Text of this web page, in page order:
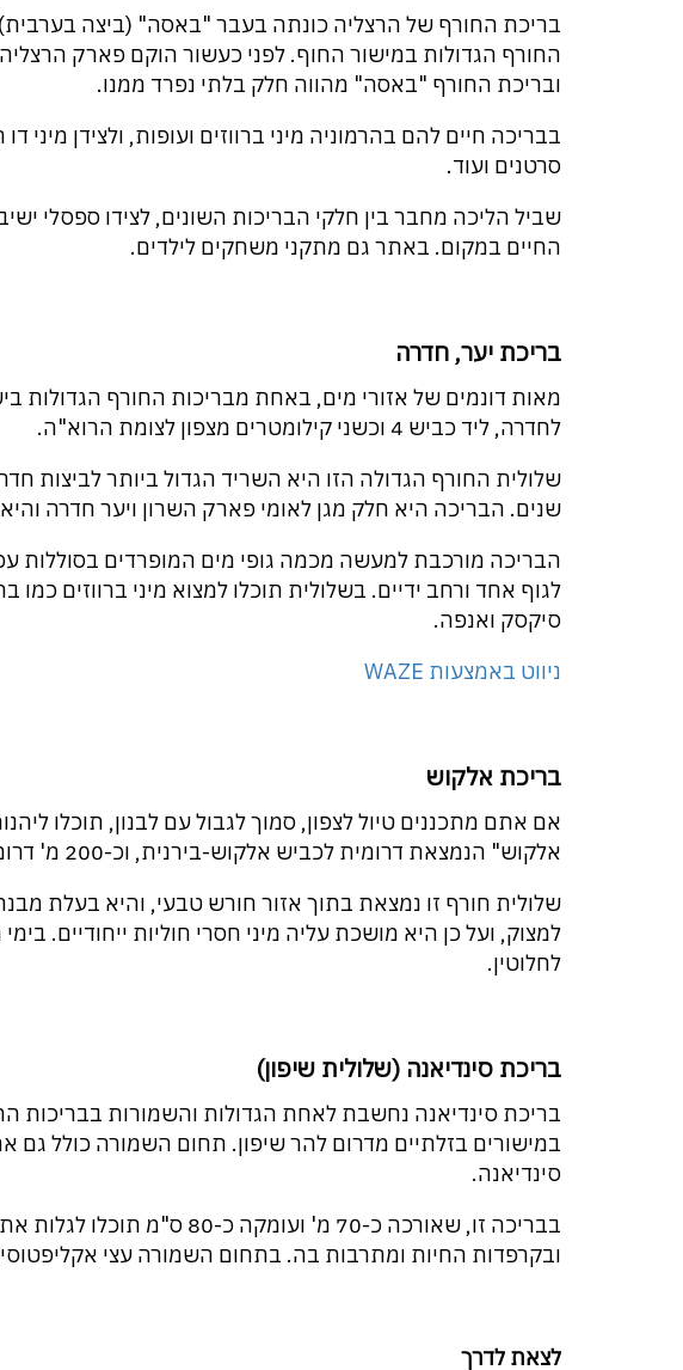
בריכת החורף של הרצליה כונתה בעבר "באסה" (ביצה
ובריכת החורף "באסה" מהווה חלק בלתי נפרד ממנו.
בבריכה חיים להם בהרמוניה מיני ברווזים ועופות, ולצידן מיני
סרטנים ועוד.
שביל הליכה מחבר בין חלקי הבריכות השונים, לצידו ספסלי
החיים במקום. באתר גם מתקני משחקים לילדים.
בריכת יער, חדרה
מאות דונמים של אזורי מים, באחת מבריכות החורף הגדולות
לחדרה, ליד כביש 4 וכשני קילומטרים מצפון לצומת הרוא"ה.
שלולית החורף הגדולה הזו היא השריד הגדול ביותר לביצות
שנים. הבריכה היא חלק מגן לאומי פארק השרון ויער חדרה
הבריכה מורכבת למעשה מכמה גופי מים המופרדים בסוללות
לגוף אחד ורחב ידיים. בשלולית תוכלו למצוא מיני ברווזים כמו
סיקסק ואנפה.
ניווט באמצעות WAZE
בריכת אלקוש
אם אתם מתכננים טיול לצפון, סמוך לגבול עם לבנון, תוכלו
אלקוש" הנמצאת דרומית לכביש אלקוש-בירנית, וכ-200 מ' דרומית לסימן ק"מ 4.
שלולית חורף זו נמצאת בתוך אזור חורש טבעי, והיא בעלת מבנה
למצוק, ועל כן היא מושכת עליה מיני חסרי חוליות ייחודיים.
לחלוטין.
בריכת סינדיאנה (שלולית שיפון)
בריכת סינדיאנה נחשבת לאחת הגדולות והשמורות בבריכות
במישורים בזלתיים מדרום להר שיפון. תחום השמורה כולל גם
סינדיאנה.
בבריכה זו, שאורכה כ-70 מ' ועומקה
ובקרפדות החיות ומתרבות בה. בתחום השמורה עצי
לצאת לדרך